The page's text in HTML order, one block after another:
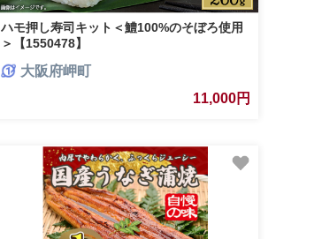
ハモ押し寿司キット＜鱧100%のそぼろ使用
＞【1550478】
大阪府岬町
11,000円